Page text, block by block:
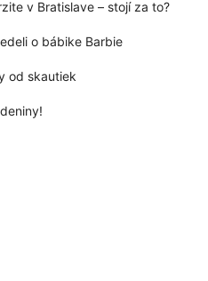
v Bratislave – stojí za to?
o bábike Barbie
od skautiek